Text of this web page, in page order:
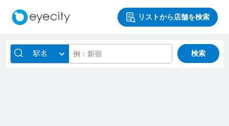
リストから店舗を検索
駅名 検索